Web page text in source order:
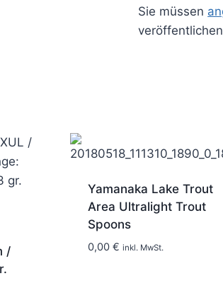
Sie müssen
/
Yamanaka Lake Trout
Area Ultralight Trout
Spoons
0,00 € inkl. MwSt.